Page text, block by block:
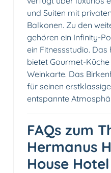
und Suiten mit
Balkonen. Zu den
gehören ein Infinity-
ein Fitnessstudio.
bietet Gourmet-
Weinkarte. Das
für seinen
entspannte
FAQs zum
Hermanus
House Hotel